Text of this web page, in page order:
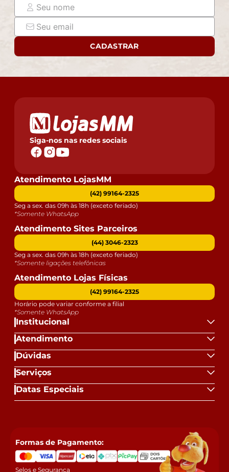
CADASTRAR
Siga-nos nas redes sociais
Institucional
Atendimento
Dúvidas
Serviços
Datas Especiais
Atendimento LojasMM
(42) 99164-2325
Seg a sex. das 09h às 18h (exceto feriado)
*Somente WhatsApp
Atendimento Sites Parceiros
(44) 3046-2323
Seg a sex. das 09h às 18h (exceto feriado)
*Somente ligações telefônicas
Atendimento Lojas Físicas
(42) 99164-2325
Horário pode variar conforme a filial
*Somente WhatsApp
Formas de Pagamento:
Selos e Segurança